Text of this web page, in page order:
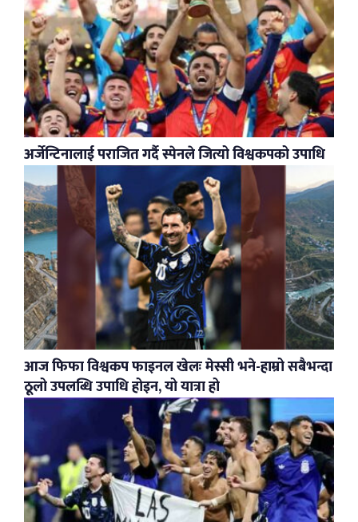
अर्जेन्टिनालाई पराजित गर्दै स्पेनले जित्यो विश्वकपको उपाधि
आज फिफा विश्वकप फाइनल खेलः मेस्सी भने-हाम्रो सबैभन्दा
ठूलो उपलब्धि उपाधि होइन, यो यात्रा हो